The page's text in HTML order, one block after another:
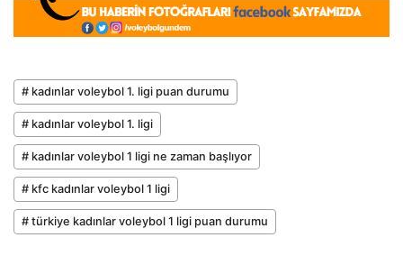
# kadınlar voleybol 1. ligi puan durumu
# kadınlar voleybol 1. ligi
# kadınlar voleybol 1 ligi ne zaman başlıyor
# kfc kadınlar voleybol 1 ligi
# türkiye kadınlar voleybol 1 ligi puan durumu